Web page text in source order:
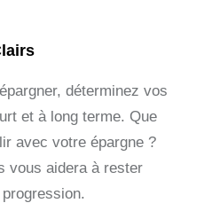
déterminez vos
et à long terme. Que
avec votre épargne ?
vous aidera à rester